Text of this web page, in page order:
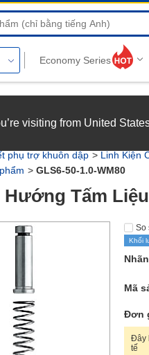
visiting from United
top-tier benefits at MISUMI
phụ trợ khuôn dập Linh Kiện
GLS6-50-1.0-WM80
Tấm
So
Khối
Mã
Đơn
Đây
tế